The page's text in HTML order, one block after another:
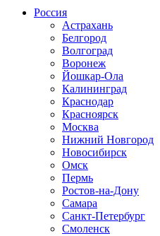
Россия
Астрахань
Белгород
Волгоград
Воронеж
Йошкар-Ола
Калининград
Краснодар
Красноярск
Москва
Нижний Новгород
Новосибирск
Омск
Пермь
Ростов-на-Дону
Самара
Санкт-Петербург
Смоленск